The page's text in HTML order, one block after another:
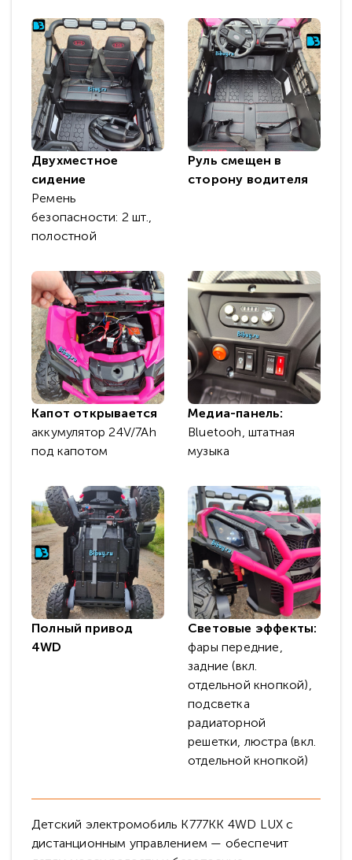
Двухместное
сидение
Ремень
безопасности: 2 шт.,
полостной
Руль смещен в
сторону водителя
Капот открывается
аккумулятор 24V/7Ah
под капотом
Медиа-панель:
Bluetooh, штатная
музыка
Полный привод
4WD
Световые эффекты:
фары передние,
задние (вкл.
отдельной кнопкой),
подсветка
радиаторной
решетки, люстра (вкл.
отдельной кнопкой)
Детский электромобиль K777KK 4WD LUX с
дистанционным управлением — обеспечит